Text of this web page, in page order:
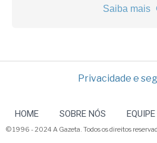
Saiba mais
Privacidade e
HOME SOBRE NÓS EQUIPE
© 1996 - 2024 A Gazeta. Todos os direitos